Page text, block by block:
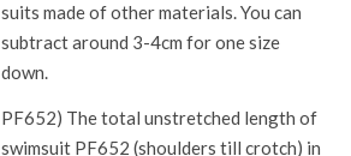
suits made of other materials. You can
subtract around 3-4cm for one size
down.
PF652) The total unstretched length of
swimsuit PF652 (shoulders till crotch) in